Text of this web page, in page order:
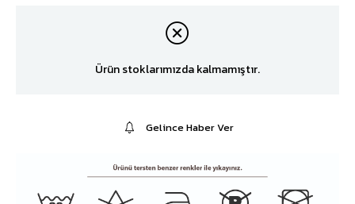
Ürün stoklarımızda kalmamıştır.
Gelince Haber Ver